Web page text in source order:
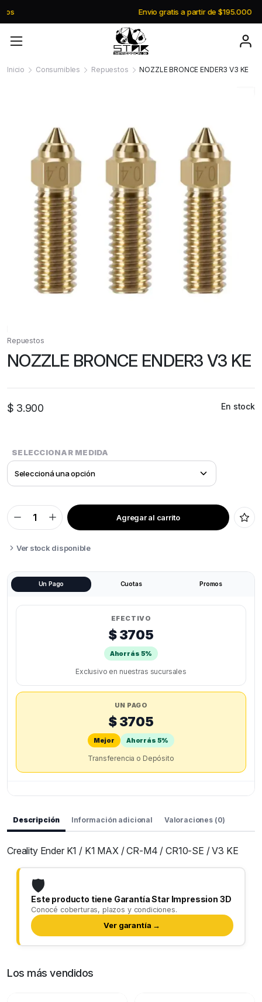
Envio gratis a partir de $195.000
Inicio Consumibles Repuestos NOZZLE BRONCE ENDER3 V3 KE
Repuestos
NOZZLE BRONCE ENDER3 V3 KE
$ 3.900 En stock
SELECCIONAR MEDIDA
NOZZLE
BRONCE
V3
KE
Agregar al carrito
Ver stock disponible
Un Pago Cuotas Promos
EFECTIVO
$ 3705
Ahorrás 5%
Exclusivo en nuestras sucursales
UN PAGO
$ 3705
Mejor Ahorrás 5%
Transferencia o Depósito
Descripción Información adicional Valoraciones (0)
Creality Ender K1 / K1 MAX / CR-M4 / CR10-SE / V3 KE
🛡️
Este producto tiene Garantía Star Impression 3D
Conocé coberturas, plazos y condiciones.
Ver garantía →
Los más vendidos